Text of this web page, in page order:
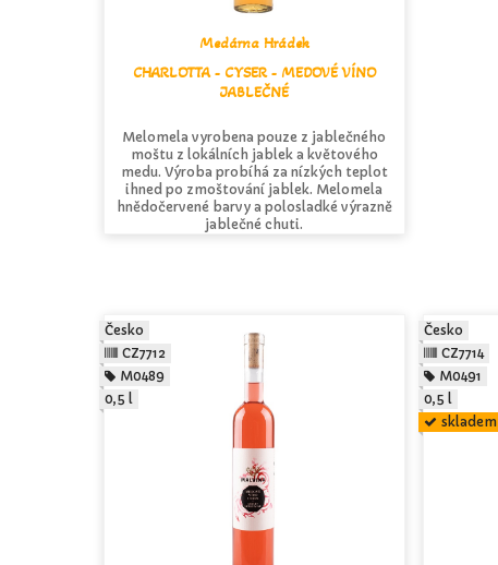
Medárna Hrádek
CHARLOTTA - CYSER - MEDOVÉ VÍNO
JABLEČNÉ
Melomela vyrobena pouze z jablečného
moštu z lokálních jablek a květového
medu. Výroba probíhá za nízkých teplot
ihned po zmoštování jablek. Melomela
hnědočervené barvy a polosladké výrazně
jablečné chuti.
Česko
CZ7712
M0489
0,5 l
Česko
CZ7714
M0491
0,5 l
skladem